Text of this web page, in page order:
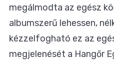
megálmodta az egész
albumszerű lehessen,
kézzelfogható ez az
megjelenését a Hangőr